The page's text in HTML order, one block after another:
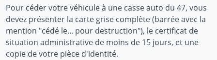
Pour céder votre véhicule à une casse auto du 47, vous
devez présenter la carte grise complète (barrée avec la
mention "cédé le... pour destruction"), le certificat de
situation administrative de moins de 15 jours, et une
copie de votre pièce d'identité.